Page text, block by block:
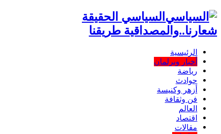
السياسي الحقيقة
شعارنا..والمصداقية طريقنا
الرئيسية
أخبار وبرلمان
رياضة
حوادث
أزهر وكنيسة
فن وثقافة
العالم
اقتصاد
مقالات